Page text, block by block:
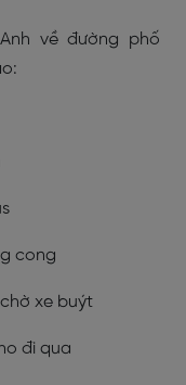
về đường phố
cong
xe buýt
đi qua